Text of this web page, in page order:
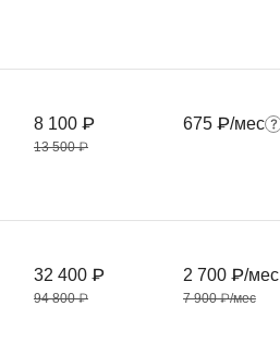
8 100 ₽
13 500 ₽
675 ₽/мес
32 400 ₽
94 800 ₽
2 700 ₽/мес
7 900 ₽/мес